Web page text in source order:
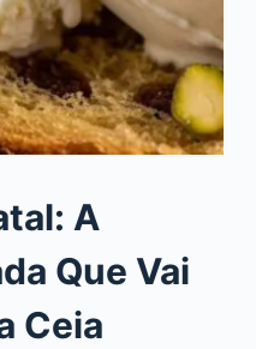
A
Que Vai
Ceia